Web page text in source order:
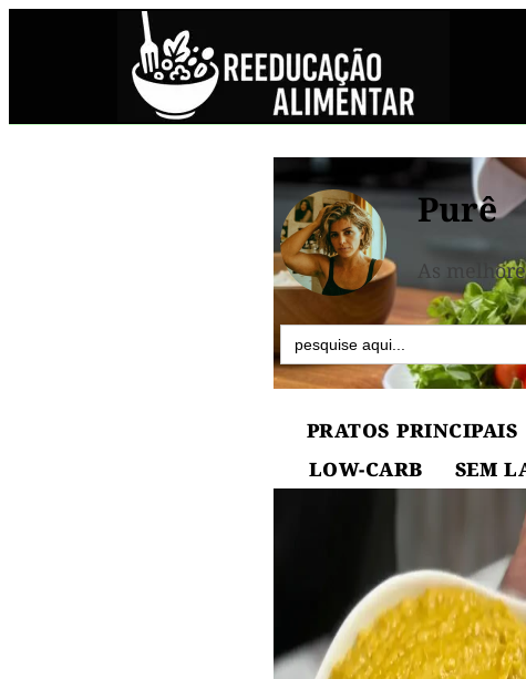
Purê
As
Search
for:
PRATOS PRINCIPAIS
LOW-CARB
SEM